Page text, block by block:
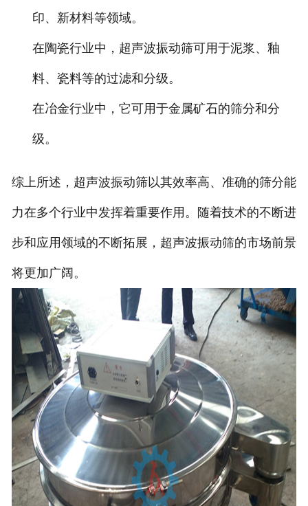
印、新材料等领域。
在陶瓷行业中，超声波振动筛可用于泥浆、釉
料、瓷料等的过滤和分级。
在冶金行业中，它可用于金属矿石的筛分和分
级。
综上所述，超声波振动筛以其效率高、准确的筛分能
力在多个行业中发挥着重要作用。随着技术的不断进
步和应用领域的不断拓展，超声波振动筛的市场前景
将更加广阔。